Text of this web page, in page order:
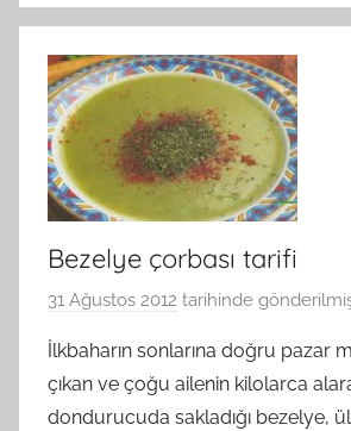
Bezelye çorbası tarifi
31 Ağustos 2012 tarihinde
İlkbaharın sonlarına doğru pazar
çıkan ve çoğu ailenin kilolarca
dondurucuda sakladığı bezelye,